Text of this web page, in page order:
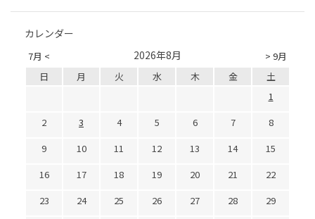
カレンダー
7月 < > 9月
2026年8月
日 月 火 水 木 金
土
1
2
3 4 5 6 7
8
9
10 11 12 13 14
15
16
17 18 19 20 21
22
23
24 25 26 27 28
29